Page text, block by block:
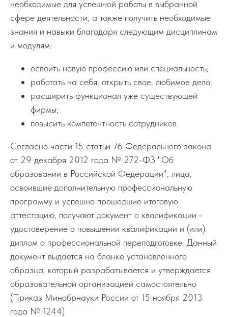
необходимые для успешной работы в выбранной
сфере деятельности, а также получить необходимые
знания и навыки благодаря следующим дисциплинам
и модулям:
освоить новую профессию или специальность;
работать на себя, открыть свое, любимое дело;
расширить функционал уже существующей
фирмы;
повысить компетентность сотрудников.
Согласно части 15 статьи 76 Федерального закона
от 29 декабря 2012 года № 272-ФЗ "Об
образовании в Российской Федерации", лица,
освоившие дополнительную профессиональную
программу и успешно прошедшие итоговую
аттестацию, получают документ о квалификации -
удостоверение о повышении квалификации и (или)
диплом о профессиональной переподготовке. Данный
документ выдается на бланке установленного
образца, который разрабатывается и утверждается
образовательной организацией самостоятельно
(Приказ Минобрнауки России от 15 ноября 2013
года № 1244)